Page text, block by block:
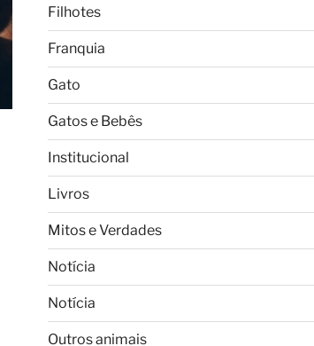
Filhotes
Franquia
Gato
Gatos e Bebês
Institucional
Livros
Mitos e Verdades
Notícia
Notícia
Outros animais